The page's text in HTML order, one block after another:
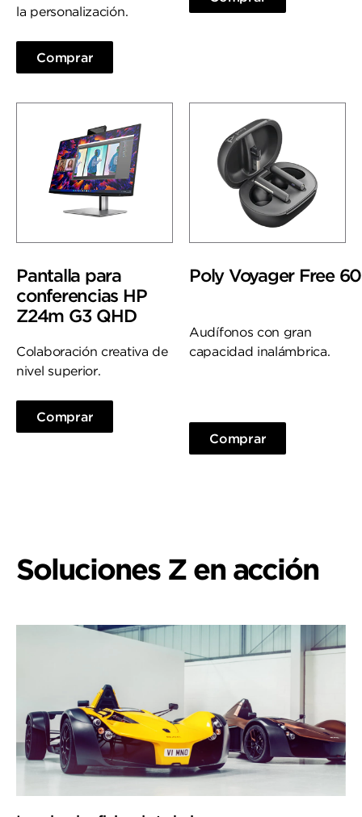
la personalización.
Comprar
Pantalla para
conferencias HP
Z24m G3 QHD
Colaboración creativa de
nivel superior.
Comprar
Poly Voyager Free
Audífonos con gran
capacidad inalámbrica.
Comprar
Soluciones Z en acción